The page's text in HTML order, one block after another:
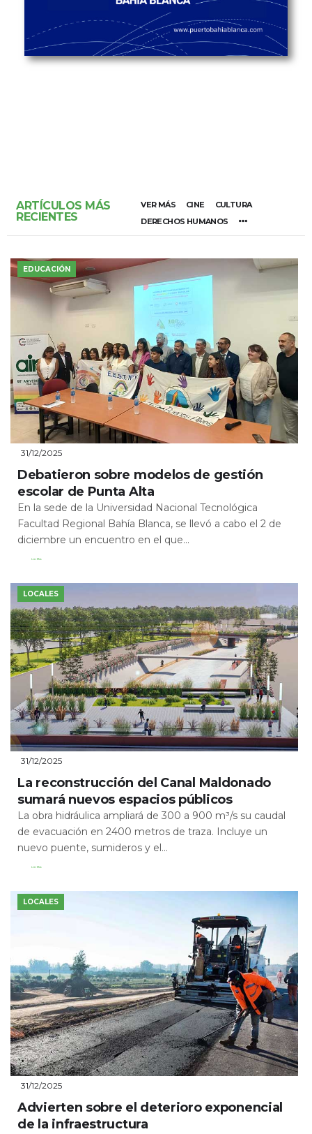
ARTÍCULOS MÁS
RECIENTES
VER MÁS CINE
CULTURA
DERECHOS HUMANOS
EDUCACIÓN
31/12/2025
Debatieron sobre modelos de gestión
escolar de Punta Alta
En la sede de la Universidad Nacional Tecnológica
Facultad Regional Bahía Blanca, se llevó a cabo el 2 de
diciembre un encuentro en el que...
Leer Más
LOCALES
31/12/2025
La reconstrucción del Canal Maldonado
sumará nuevos espacios públicos
La obra hidráulica ampliará de 300 a 900 m³/s su caudal
de evacuación en 2400 metros de traza. Incluye un
nuevo puente, sumideros y el...
Leer Más
LOCALES
31/12/2025
Advierten sobre el deterioro exponencial
de la infraestructura